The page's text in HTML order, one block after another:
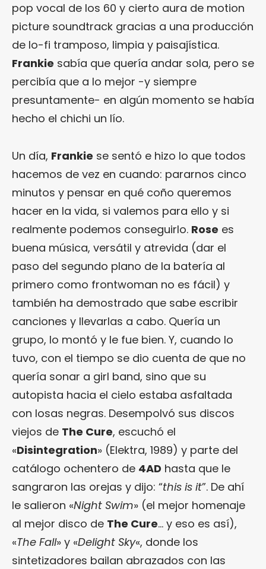
pop vocal de los 60 y cierto aura de motion
picture soundtrack gracias a una producción
de lo-fi tramposo, limpia y paisajística.
Frankie sabía que quería andar sola, pero se
percibía que a lo mejor -y siempre
presuntamente- en algún momento se había
hecho el chichi un lío.
Un día, Frankie se sentó e hizo lo que todos
hacemos de vez en cuando: pararnos cinco
minutos y pensar en qué coño queremos
hacer en la vida, si valemos para ello y si
realmente podemos conseguirlo. Rose es
buena música, versátil y atrevida (dar el
paso del segundo plano de la batería al
primero como frontwoman no es fácil) y
también ha demostrado que sabe escribir
canciones y llevarlas a cabo. Quería un
grupo, lo montó y le fue bien. Y, cuando lo
tuvo, con el tiempo se dio cuenta de que no
quería sonar a girl band, sino que su
autopista hacia el cielo estaba asfaltada
con losas negras. Desempolvó sus discos
viejos de The Cure, escuchó el
«Disintegration» (Elektra, 1989) y parte del
catálogo ochentero de 4AD hasta que le
sangraron las orejas y dijo: “this is it”. De ahí
le salieron «Night Swim» (el mejor homenaje
al mejor disco de The Cure… y eso es así),
«The Fall» y «Delight Sky«, donde los
sintetizadores bailan abrazados con las